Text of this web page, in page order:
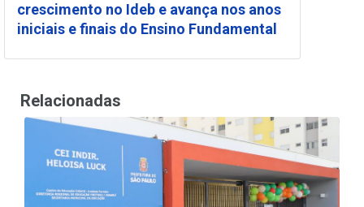
crescimento no Ideb e avança nos anos
iniciais e finais do Ensino Fundamental
Relacionadas